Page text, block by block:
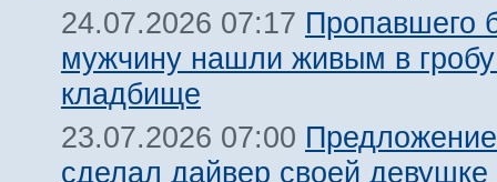
24.07.2026 07:17 Пропавшего
мужчину нашли живым в
кладбище
23.07.2026 07:00
сделал дайвер своей девушке